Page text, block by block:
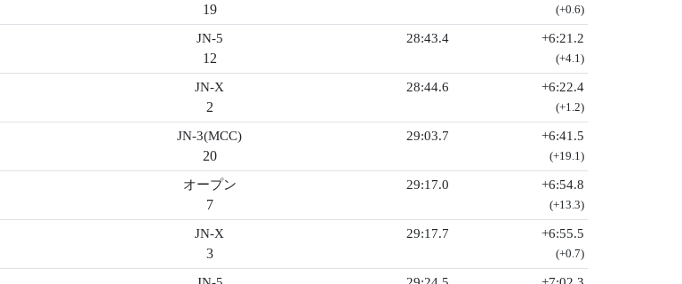
19 (+0.6)
JN-5
12
28:43.4 +6:21.2
(+4.1)
JN-X
2
28:44.6 +6:22.4
(+1.2)
JN-3(MCC)
20
29:03.7 +6:41.5
(+19.1)
オープン
7
29:17.0 +6:54.8
(+13.3)
JN-X
3
29:17.7 +6:55.5
(+0.7)